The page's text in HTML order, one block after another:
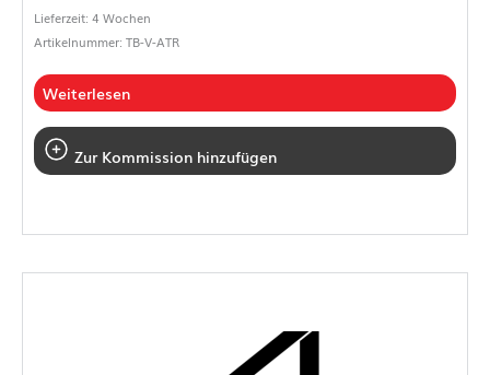
Lieferzeit: 4 Wochen
Artikelnummer: TB-V-ATR
Weiterlesen
Zur Kommission hinzufügen